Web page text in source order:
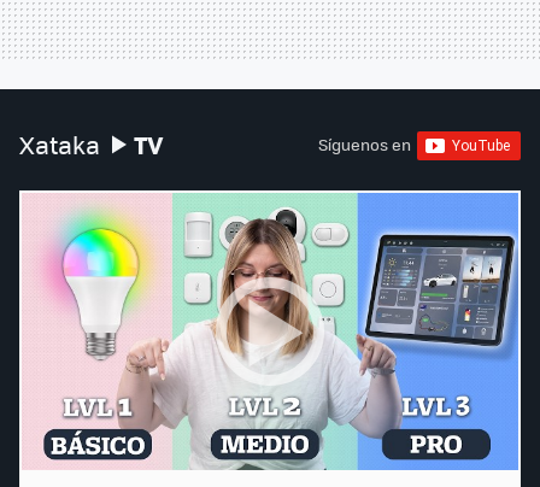
Xataka TV Síguenos en